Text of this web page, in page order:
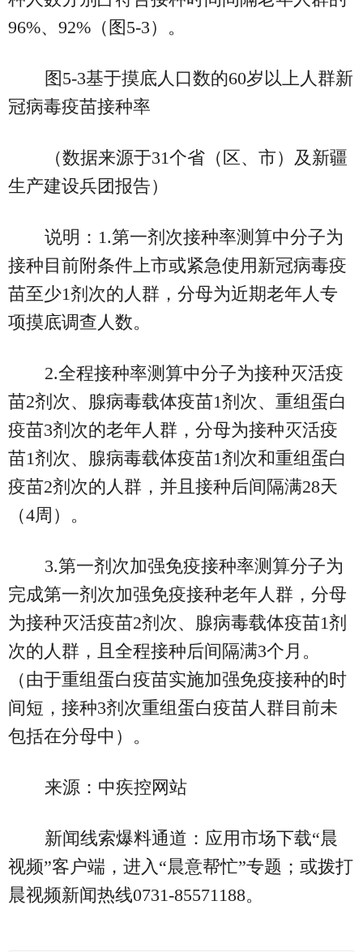
96%、92%（图5-3）。
图5-3基于摸底人口数的60岁以上人群新
冠病毒疫苗接种率
（数据来源于31个省（区、市）及新疆
生产建设兵团报告）
说明：1.第一剂次接种率测算中分子为
接种目前附条件上市或紧急使用新冠病毒疫
苗至少1剂次的人群，分母为近期老年人专
项摸底调查人数。
2.全程接种率测算中分子为接种灭活疫
苗2剂次、腺病毒载体疫苗1剂次、重组蛋白
疫苗3剂次的老年人群，分母为接种灭活疫
苗1剂次、腺病毒载体疫苗1剂次和重组蛋白
疫苗2剂次的人群，并且接种后间隔满28天
（4周）。
3.第一剂次加强免疫接种率测算分子为
完成第一剂次加强免疫接种老年人群，分母
为接种灭活疫苗2剂次、腺病毒载体疫苗1剂
次的人群，且全程接种后间隔满3个月。
（由于重组蛋白疫苗实施加强免疫接种的时
间短，接种3剂次重组蛋白疫苗人群目前未
包括在分母中）。
来源：中疾控网站
新闻线索爆料通道：应用市场下载“晨
视频”客户端，进入“晨意帮忙”专题；或拨打
晨视频新闻热线0731-85571188。